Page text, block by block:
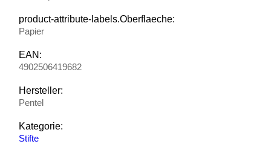
product-attribute-labels.Oberflaeche:
Papier
EAN:
4902506419682
Hersteller:
Pentel
Kategorie:
Stifte